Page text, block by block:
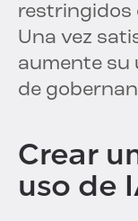
restringidos
Una vez
aumente su
de
Crear
uso de